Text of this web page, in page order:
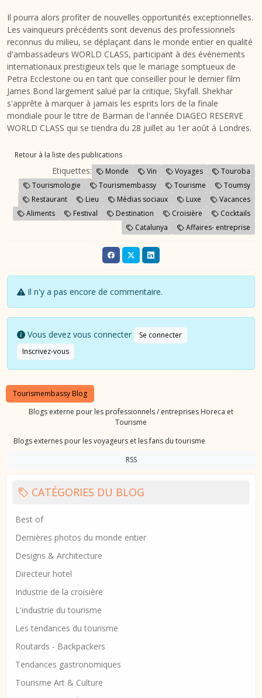
Il pourra alors profiter de nouvelles opportunités exceptionnelles.
Les vainqueurs précédents sont devenus des professionnels
reconnus du milieu, se déplaçant dans le monde entier en qualité
d'ambassadeurs WORLD CLASS, participant à des événements
internationaux prestigieux tels que le mariage somptueux de
Petra Ecclestone ou en tant que conseiller pour le dernier film
James Bond largement salué par la critique, Skyfall. Shekhar
s'apprête à marquer à jamais les esprits lors de la finale
mondiale pour le titre de Barman de l'année DIAGEO RESERVE
WORLD CLASS qui se tiendra du 28 juillet au 1er août à Londres.
Retour à la liste des publications
Etiquettes: Monde Vin Voyages
Touroba
Tourismologie
Tourismembassy Tourisme
Toumsy
Restaurant
Lieu Médias sociaux Luxe
Vacances
Aliments
Festival Destination Croisière
Cocktails
Catalunya
Affaires- entreprise
Il n'y a pas encore de commentaire.
Vous devez vous connecter
Se connecter
Inscrivez-vous
Tourismembassy Blog
Blogs externe pour les professionnels / entreprises Horeca et
Tourisme
Blogs externes pour les voyageurs et les fans du tourisme
RSS
CATÉGORIES DU BLOG
Best of
Dernières photos du monde entier
Designs & Architecture
Directeur hotel
Industrie de la croisière
L'industrie du tourisme
Les tendances du tourisme
Routards - Backpackers
Tendances gastronomiques
Tourisme Art & Culture